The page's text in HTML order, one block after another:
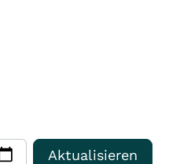
Aktualisieren